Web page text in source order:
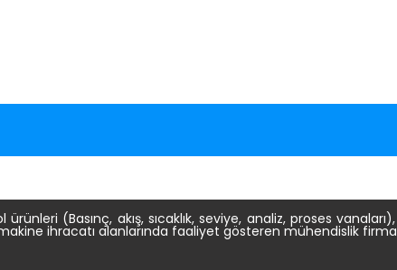
(Basınç, akış, sıcaklık, seviye, analiz, proses
ihracatı alanlarında faaliyet gösteren mühendislik